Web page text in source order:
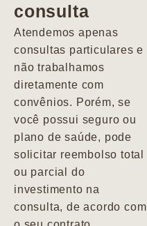
consulta
Atendemos apenas
consultas particulares e
não trabalhamos
diretamente com
convênios. Porém, se
você possui seguro ou
plano de saúde, pode
solicitar reembolso total
ou parcial do
investimento na
consulta, de acordo com